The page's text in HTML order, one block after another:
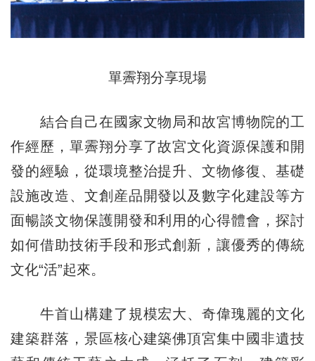
單霽翔分享現場
結合自己在國家文物局和故宮博物院的工
作經歷，單霽翔分享了故宮文化資源保護和開
發的經驗，從環境整治提升、文物修復、基礎
設施改造、文創産品開發以及數字化建設等方
面暢談文物保護開發和利用的心得體會，探討
如何借助技術手段和形式創新，讓優秀的傳統
文化“活”起來。
牛首山構建了規模宏大、奇偉瑰麗的文化
建築群落，景區核心建築佛頂宮集中國非遺技